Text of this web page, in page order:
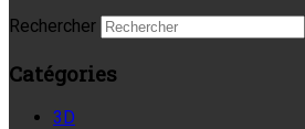
Rechercher
Catégories
3D